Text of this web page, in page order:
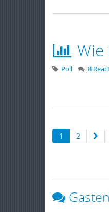
Wie
Poll 8
1 2